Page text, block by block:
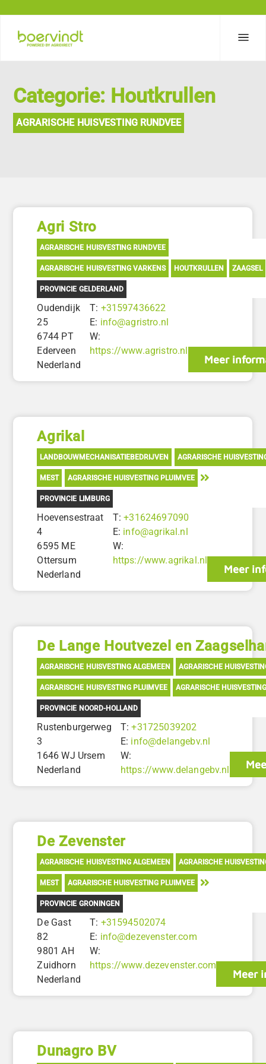
Categorie: Houtkrullen
AGRARISCHE HUISVESTING RUNDVEE
Agri Stro
AGRARISCHE HUISVESTING RUNDVEE
AGRARISCHE HUISVESTING VARKENS HOUTKRULLEN ZAAGSEL
PROVINCIE GELDERLAND
Oudendijk
25
6744 PT
Ederveen
Nederland
T: +31597436622
E: info@agristro.nl
W:
https://www.agristro.nl
Meer
Agrikal
LANDBOUWMECHANISATIEBEDRIJVEN AGRARISCHE
MEST AGRARISCHE HUISVESTING PLUIMVEE
PROVINCIE LIMBURG
Hoevensestraat
4
6595 ME
Ottersum
Nederland
T:+31624697090
E: info@agrikal.nl
W:
https://www.agrikal.nl
Meer
De Lange Houtvezel en
AGRARISCHE HUISVESTING ALGEMEEN AGRARISCHE
AGRARISCHE HUISVESTING PLUIMVEE AGRARISCHE
PROVINCIE NOORD-HOLLAND
Rustenburgerweg
3
1646 WJ Ursem
Nederland
T:+31725039202
E: info@delangebv.nl
W:
https://www.delangebv.nl
De Zevenster
AGRARISCHE HUISVESTING ALGEMEEN AGRARISCHE
MEST AGRARISCHE HUISVESTING PLUIMVEE
PROVINCIE GRONINGEN
De Gast
82
9801 AH
Zuidhorn
Nederland
T: +31594502074
E: info@dezevenster.com
W:
https://www.dezevenster.com
Meer
Dunagro BV